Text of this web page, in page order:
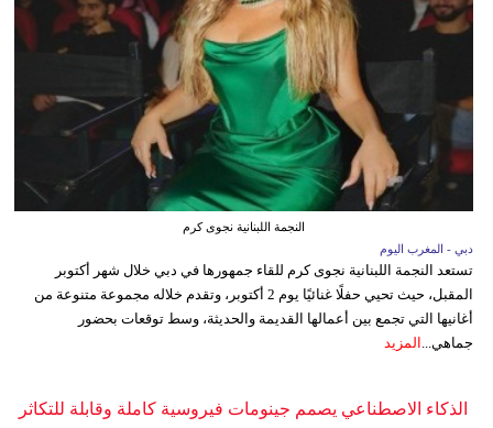
النجمة اللبنانية نجوى كرم
دبي - المغرب اليوم
تستعد النجمة اللبنانية نجوى كرم للقاء جمهورها في دبي خلال شهر أكتوبر
المقبل، حيث تحيي حفلًا غنائيًا يوم 2 أكتوبر، وتقدم خلاله مجموعة متنوعة من
أغانيها التي تجمع بين أعمالها القديمة والحديثة، وسط توقعات بحضور
جماهي... المزيد
الذكاء الاصطناعي يصمم جينومات فيروسية كاملة وقابلة للتكاثر